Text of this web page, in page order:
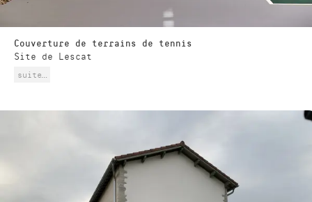
Couverture de terrains de tennis
Site de Lescat
suite…